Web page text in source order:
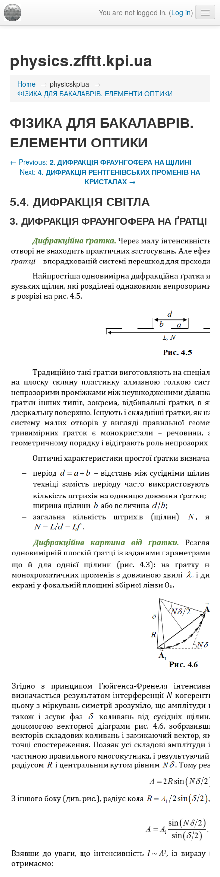
You are not logged in. (Log in)
physics.zfftt.kpi.ua
Home → physicskpiua →
ФІЗИКА ДЛЯ БАКАЛАВРІВ. ЕЛЕМЕНТИ ОПТИКИ
ФІЗИКА ДЛЯ БАКАЛАВРІВ.
ЕЛЕМЕНТИ ОПТИКИ
← Previous: 2. ДИФРАКЦІЯ ФРАУНГОФЕРА НА ЩІЛИНІ
Next: 4. ДИФРАКЦІЯ РЕНТГЕНІВСЬКИХ ПРОМЕНІВ НА
КРИСТАЛАХ→
5.4. ДИФРАКЦІЯ СВІТЛА
3. ДИФРАКЦІЯ ФРАУНГОФЕРА НА ҐРАТЦІ